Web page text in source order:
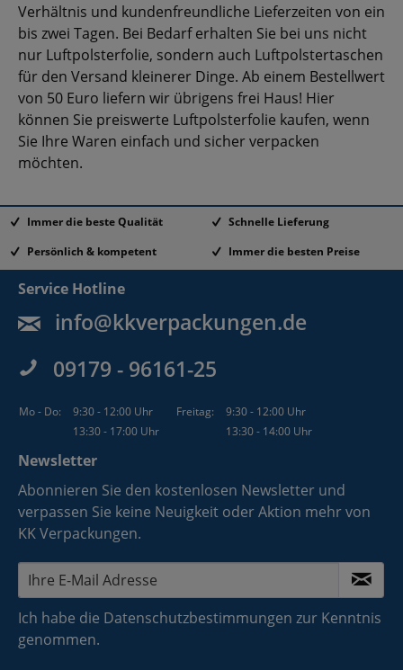
Verhältnis und kundenfreundliche Lieferzeiten von ein
bis zwei Tagen. Bei Bedarf erhalten Sie bei uns nicht
nur Luftpolsterfolie, sondern auch Luftpolstertaschen
für den Versand kleinerer Dinge. Ab einem Bestellwert
von 50 Euro liefern wir übrigens frei Haus! Hier
können Sie preiswerte Luftpolsterfolie kaufen, wenn
Sie Ihre Waren einfach und sicher verpacken
möchten.
Immer die beste Qualität
Schnelle Lieferung
Persönlich & kompetent
Immer die besten Preise
Service Hotline
info@kkverpackungen.de
09179 - 96161-25
Mo - Do: 9:30 - 12:00 Uhr Freitag:
9:30 - 12:00 Uhr
13:30 - 17:00 Uhr
13:30 - 14:00 Uhr
Newsletter
Abonnieren Sie den kostenlosen Newsletter und
verpassen Sie keine Neuigkeit oder Aktion mehr von
KK Verpackungen.
Ich habe die Datenschutzbestimmungen zur Kenntnis
genommen.